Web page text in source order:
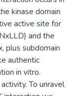
kinase domain
active site for
and the
plus subdomain
authentic
in vitro.
To unravel